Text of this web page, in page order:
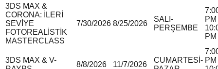
3DS MAX &
CORONA: İLERİ
SEVİYE
FOTOREALİSTİK
MASTERCLASS
7/30/2026 8/25/2026
SALI-
PERŞEMBE
PM
PM
3DS MAX & V-
8/8/2026 11/7/2026
CUMARTESİ- PM